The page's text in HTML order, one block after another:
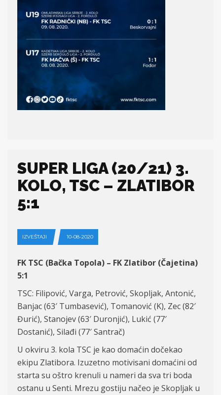
SUPER LIGA (20/21) 3.
KOLO, TSC – ZLATIBOR
5:1
IZVEŠTAJI 10-08-2020
FK TSC (Bačka Topola) – FK Zlatibor (Čajetina)
5:1
TSC: Filipović, Varga, Petrović, Skopljak, Antonić,
Banjac (63′ Tumbasević), Tomanović (K), Zec (82′
Đurić), Stanojev (63′ Duronjić), Lukić (77′
Dostanić), Silađi (77′ Santrač)
U okviru 3. kola TSC je kao domaćin dočekao
ekipu Zlatibora. Izuzetno motivisani domaćini od
starta su oštro krenuli u nameri da sva tri boda
ostanu u Senti. Mrezu gostiju načeo je Skopljak u